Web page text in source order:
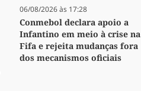
06/08/2026 às 17:28
Conmebol declara apoio a
Infantino em meio à crise na
Fifa e rejeita mudanças fora
dos mecanismos oficiais